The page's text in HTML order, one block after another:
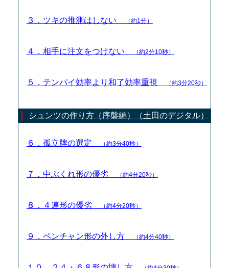
３．ツキの推測はしない （約1分）
４．相手に注文をつけない （約2分10秒）
５．テンパイ効率より和了効率重視 （約3分20秒）
シュンツの作り方（序盤編）（土田のデジタル）
６．孤立牌の選定 （約3分40秒）
７．中ぶくれ形の優劣 （約4分20秒）
８．４連形の優劣 （約4分20秒）
９．ペンチャン形の外し方 （約4分40秒）